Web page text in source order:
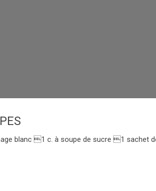
blanc 1 c. à soupe de sucre 1 sachet